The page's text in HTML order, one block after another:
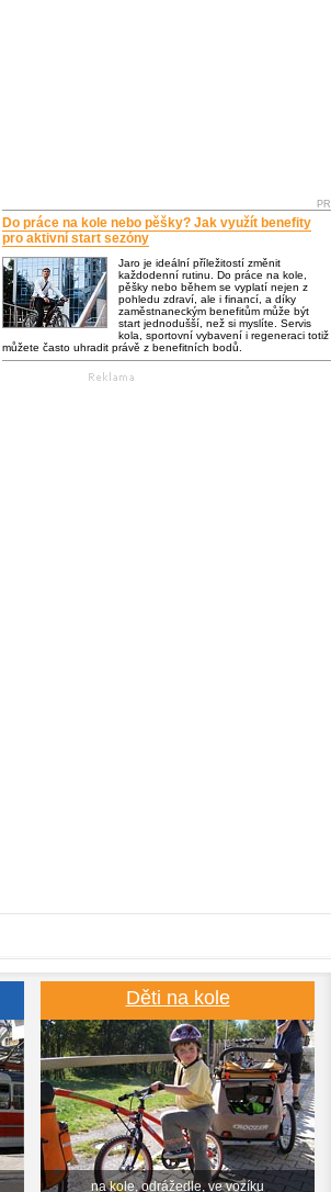
PR
Do práce na kole nebo pěšky? Jak využít benefity
pro aktivní start sezóny
Jaro je ideální příležitostí změnit
každodenní rutinu. Do práce na kole,
pěšky nebo během se vyplatí nejen z
pohledu zdraví, ale i financí, a díky
zaměstnaneckým benefitům může být
start jednodušší, než si myslíte. Servis
kola, sportovní vybavení i regeneraci totiž
můžete často uhradit právě z benefitních bodů.
Děti na kole
na kole, odrážedle, ve vozíku